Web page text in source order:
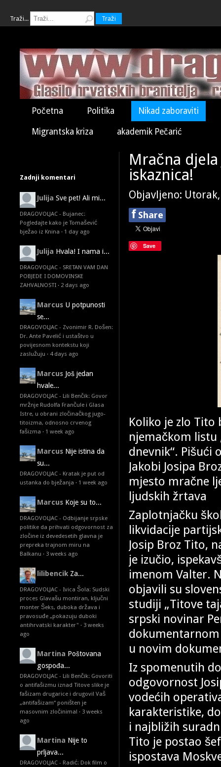
Traži... Traži
Početna Politika Nikad zaboraviti
Migrantska kriza akademik Pečarić
Zadnji komentari
Julija Sve pet! Ali mi...
DRAGOVOLJAC - Bujanec:
Pogledajte kako je Tomašević
bježao iz Knina · 1 day ago
Julija Hvala! I nama i...
DRAGOVOLJAC - SRETAN VAM DAN
POBJEDE I DOMOVINSKE
ZAHVALNOSTI · 2 days ago
Marcus U potpunosti
se...
DRAGOVOLJAC - Zvonimir R. Došen:
Dr. Ante Pavelić i ustaštvo u
povijesnom kontekstu koji
zaslužuju · 4 days ago
Marcus Još jedan
hvale...
DRAGOVOLJAC - Lili Benčik: Govor
mržnje Rudolfa Frančule i Glasa
Istre, u obrani zločinačkog jugo-
titoizma, odnosno crvenog
fašizma · 1 week ago
Marcus Nije istina da
su...
DRAGOVOLJAC - Kratak je put od
ustanka do bježanja · 1 week ago
Marcus Koje su to...
DRAGOVOLJAC - Odbijanje srpske
politike da prihvati odgovornost za
zločine iz devedesetih glavna je
prepreka trajnom miru na
Balkanu · 3 weeks ago
lilibencik Za...
DRAGOVOLJAC - Ivica Šola: Sudski
proces Glavašu montiran, ključni
monter Šeks, duboka država i
pravosuđe „pokazuju duboki
antihrvatski karakter" · 3 weeks
ago
Martina Poštovana
gospođa...
DRAGOVOLJAC - Lili Benčik: Govoriti
o antifašizmu iznad Titove slike je
fašizam drugarice i drugovi! Vaš
„antifašizam“ poništen je
masovnim zločinima! · 3 weeks
ago
Martina Nije to
prljava...
DRAGOVOLJAC - Radić: Dok film o
Mračna
iskaznica!
Objavljeno:
f Share
Save
Koliko je zlo Tito
njemačkom listu
dnevnik“. Pišući
Jakobi Josipa
mjesto mračne
ljudskih žrtava
Zaplotnjačku
likvidacije
Josip Broz Tito,
je izučio,
imenom Valter.
objavili su
studiji „Titove
srpski novinar
dokumentarnom
u novim
Iz spomenutih
odgovornost
vodećih
karakteristike,
i najbližih
Tito je postao
ispostava